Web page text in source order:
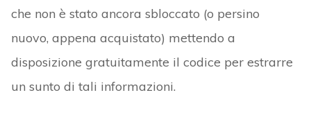
che non è stato ancora sbloccato (o persino
nuovo, appena acquistato) mettendo a
disposizione gratuitamente il codice per estrarre
un sunto di tali informazioni.